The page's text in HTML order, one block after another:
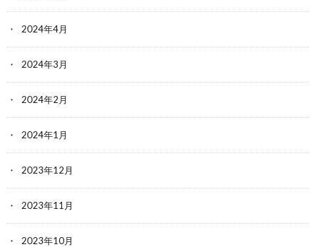
2024年4月
2024年3月
2024年2月
2024年1月
2023年12月
2023年11月
2023年10月